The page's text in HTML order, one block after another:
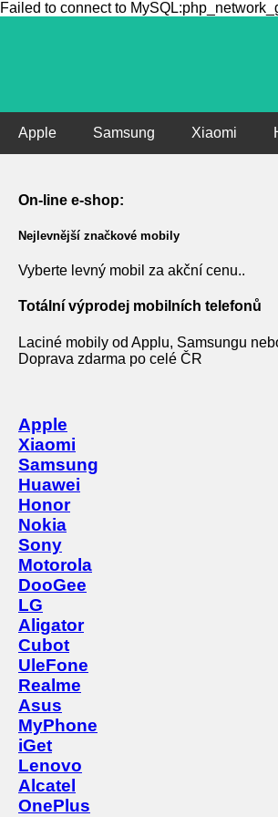
Failed to connect to
Apple Samsung Xiaomi
On-line e-shop:
Nejlevnější značkové mobily
Vyberte levný mobil za akční cenu..
Totální výprodej mobilních telefonů
Laciné mobily od Applu, Samsungu
Doprava zdarma po celé ČR
Apple
Xiaomi
Samsung
Huawei
Honor
Nokia
Sony
Motorola
DooGee
LG
Aligator
Cubot
UleFone
Realme
Asus
MyPhone
iGet
Lenovo
Alcatel
OnePlus